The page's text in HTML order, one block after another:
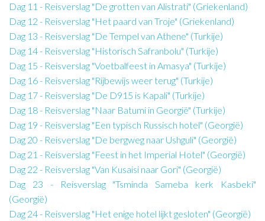
Dag 11 - Reisverslag "De grotten van Alistrati" (Griekenland)
Dag 12 - Reisverslag "Het paard van Troje" (Griekenland)
Dag 13 - Reisverslag "De Tempel van Athene" (Turkije)
Dag 14 - Reisverslag "Historisch Safranbolu" (Turkije)
Dag 15 - Reisverslag "Voetbalfeest in Amasya" (Turkije)
Dag 16 - Reisverslag "Rijbewijs weer terug" (Turkije)
Dag 17 - Reisverslag "De D915 is Kapali" (Turkije)
Dag 18 - Reisverslag "Naar Batumi in Georgië" (Turkije)
Dag 19 - Reisverslag "Een typisch Russisch hotel" (Georgië)
Dag 20 - Reisverslag "De bergweg naar Ushguli" (Georgië)
Dag 21 - Reisverslag "Feest in het Imperial Hotel" (Georgië)
Dag 22 - Reisverslag "Van Kusaisi naar Gori" (Georgië)
Dag 23 - Reisverslag "Tsminda Sameba kerk Kasbeki"
(Georgië)
Dag 24 - Reisverslag "Het enige hotel lijkt gesloten" (Georgië)